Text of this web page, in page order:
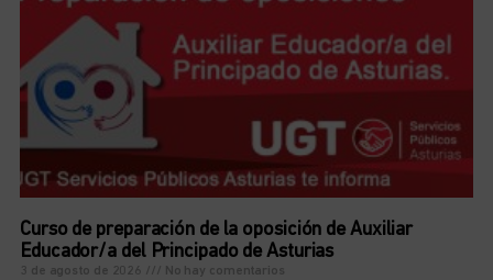
Curso de preparación de la oposición de Auxiliar
Educador/a del Principado de Asturias
3 de agosto de 2026 No hay comentarios